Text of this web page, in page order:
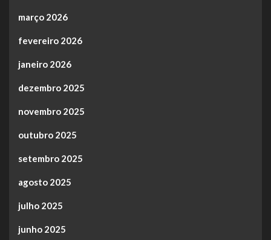
março 2026
fevereiro 2026
janeiro 2026
dezembro 2025
novembro 2025
outubro 2025
setembro 2025
agosto 2025
julho 2025
junho 2025